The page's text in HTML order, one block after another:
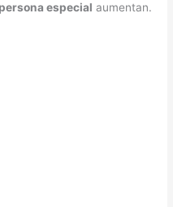
persona especial aumentan.